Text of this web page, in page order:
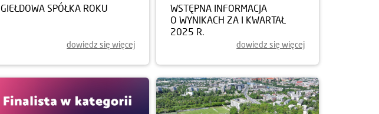
GIEŁDOWA SPÓŁKA ROKU
dowiedz się więcej
WSTĘPNA INFORMACJA
O WYNIKACH ZA I KWARTAŁ
2025 R.
dowiedz się więcej